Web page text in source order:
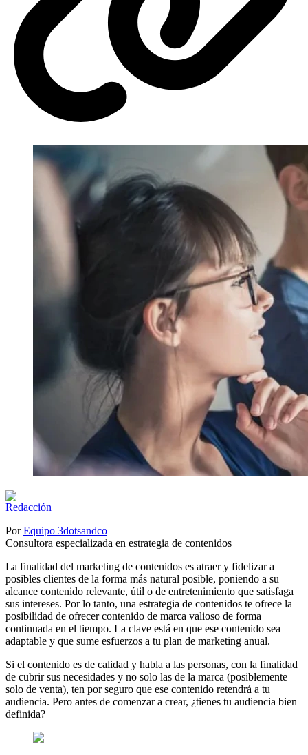
PorEquipo 3dotsandco
Consultora especializada en estrategia de contenidos
La finalidad del marketing de contenidos es atraer y fidelizar a
posibles clientes de la forma más natural posible, poniendo a su
alcance contenido relevante, útil o de entretenimiento que satisfaga
sus intereses. Por lo tanto, una estrategia de contenidos te ofrece la
posibilidad de ofrecer contenido de marca valioso de forma
continuada en el tiempo. La clave está en que ese contenido sea
adaptable y que sume esfuerzos a tu plan de marketing anual.
Si el contenido es de calidad y habla a las personas, con la finalidad
de cubrir sus necesidades y no solo las de la marca (posiblemente
solo de venta), ten por seguro que ese contenido retendrá a tu
audiencia. Pero antes de comenzar a crear, ¿tienes tu audiencia bien
definida?